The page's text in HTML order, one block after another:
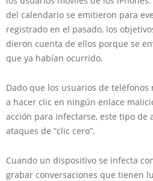
del calendario se emitieron para
registrado en el pasado, los
dieron cuenta de ellos porque se
que ya habían ocurrido.
Dado que los usuarios de
a hacer clic en ningún enlace
acción para infectarse, este tipo de
ataques de “clic cero”.
Cuando un dispositivo se infecta
grabar conversaciones que tienen